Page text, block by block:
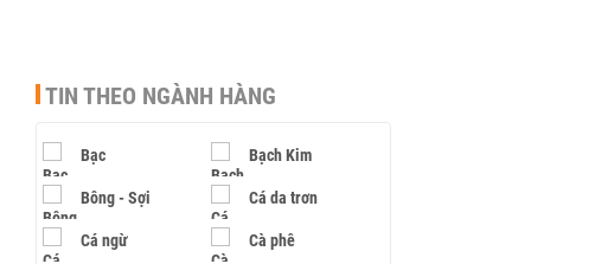
TIN THEO NGÀNH HÀNG
Bạc Bạch Kim
Bông - Sợi Cá da trơn
Cá ngừ Cà phê